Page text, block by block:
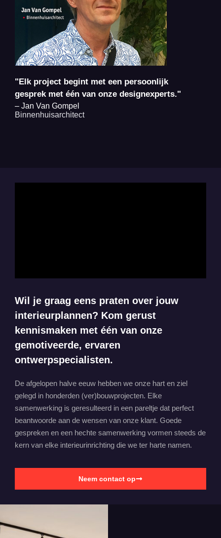
"Elk project begint met een persoonlijk
gesprek met één van onze designexperts."
– Jan Van Gompel
Binnenhuisarchitect
Wil je graag eens praten over jouw
interieurplannen? Kom gerust
kennismaken met één van onze
gemotiveerde, ervaren
ontwerpspecialisten.
De afgelopen halve eeuw hebben we onze hart en ziel
gelegd in honderden (ver)bouwprojecten. Elke
samenwerking is geresulteerd in een pareltje dat perfect
beantwoorde aan de wensen van onze klant. Goede
gespreken en een hechte samenwerking vormen steeds de
kern van elke interieurinrichting die we ter harte namen.
Neem contact op